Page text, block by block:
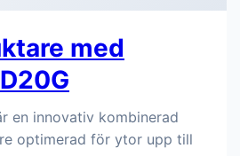
med
en innovativ kombinerad
optimerad för ytor upp till